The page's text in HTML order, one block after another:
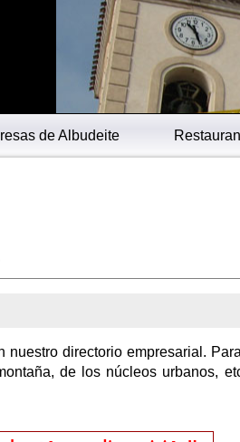
de Albudeite
directorio empresarial.
de los núcleos urbanos,